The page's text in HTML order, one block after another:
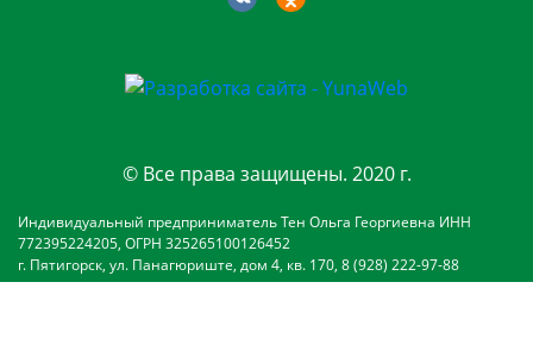
© Все права защищены. 2020 г.
Индивидуальный предприниматель Тен Ольга Георгиевна ИНН
772395224205, ОГРН 325265100126452
г. Пятигорск, ул. Панагюриште, дом 4, кв. 170, 8 (928) 222-97-88